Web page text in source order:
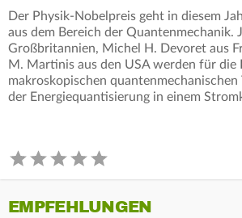
Der Physik-Nobelpreis geht in diesem
aus dem Bereich der Quantenmechanik.
Großbritannien, Michel H. Devoret aus
M. Martinis aus den USA werden für die
makroskopischen quantenmechanischen
der Energiequantisierung in einem
EMPFEHLUNGEN